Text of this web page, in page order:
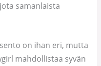
samanlaista
on ihan eri, mutta
mahdollistaa syvän